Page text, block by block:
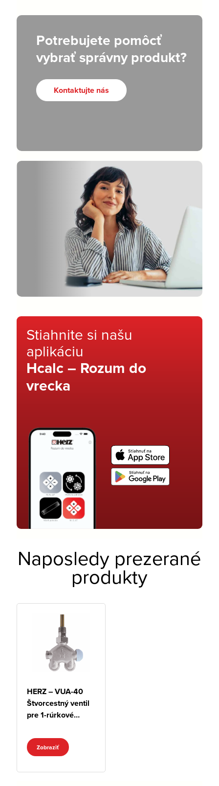
Potrebujete pomôcť
vybrať správny produkt?
Kontaktujte nás
Stiahnite si našu
aplikáciu
Hcalc – Rozum do
vrecka
Naposledy prezerané
produkty
HERZ – VUA-40
Štvorcestný ventil
pre 1-rúrkové
Zobraziť